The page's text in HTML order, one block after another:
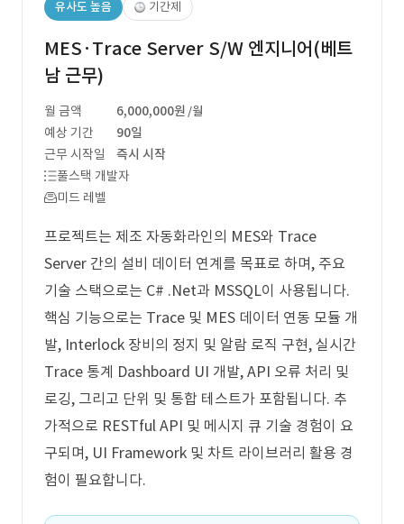
유사도 높음 기간제
MES·Trace Server S/W 엔지니어(베트
남 근무)
월 금액 6,000,000원 /월
예상 기간
90일
근무 시작일
즉시 시작
풀스택 개발자
미드 레벨
프로젝트는 제조 자동화라인의 MES와 Trace
Server 간의 설비 데이터 연계를 목표로 하며, 주요
기술 스택으로는 C# .Net과 MSSQL이 사용됩니다.
핵심 기능으로는 Trace 및 MES 데이터 연동 모듈 개
발, Interlock 장비의 정지 및 알람 로직 구현, 실시간
Trace 통계 Dashboard UI 개발, API 오류 처리 및
로깅, 그리고 단위 및 통합 테스트가 포함됩니다. 추
가적으로 RESTful API 및 메시지 큐 기술 경험이 요
구되며, UI Framework 및 차트 라이브러리 활용 경
험이 필요합니다.